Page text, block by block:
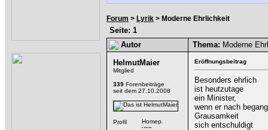
Forum > Lyrik > Moderne Ehrlichkeit
Seite: 1
Autor
Thema: Moderne
HelmutMaier
Mitglied
339 Forenbeiträge
seit dem 27.10.2008
Eröffnungsbeitrag
Besonders ehrlich
ist heutzutage
ein Minister,
wenn er nach
Grausamkeit
sich entschuldigt